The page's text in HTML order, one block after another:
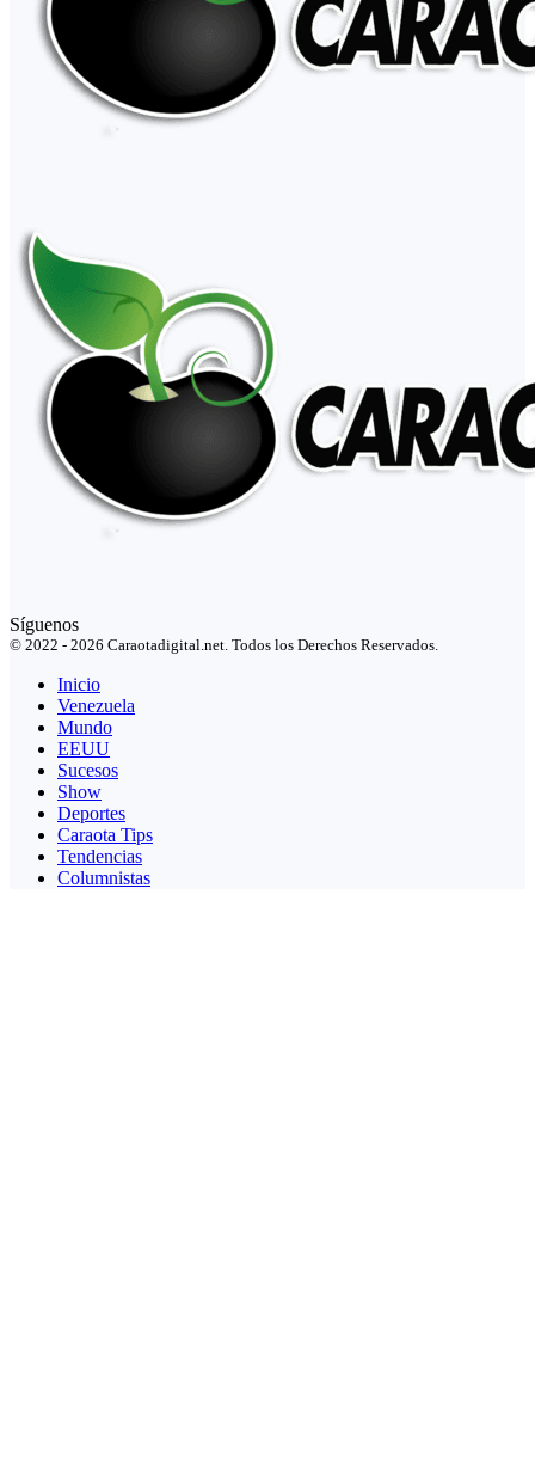
Síguenos
© 2022 - 2026 Caraotadigital.net. Todos los Derechos Reservados.
Inicio
Venezuela
Mundo
EEUU
Sucesos
Show
Deportes
Caraota Tips
Tendencias
Columnistas